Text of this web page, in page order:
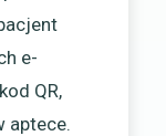
e-
QR,
aptece.